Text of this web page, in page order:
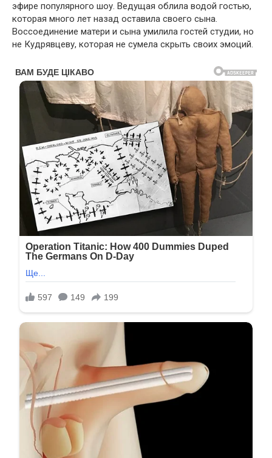
эфире популярного шоу. Ведущая облила водой гостью,
которая много лет назад оставила своего сына.
Воссоединение матери и сына умилила гостей студии, но
не Кудрявцеву, которая не сумела скрыть своих эмоций.